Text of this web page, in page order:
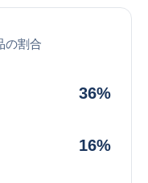
の割合
36%
16%